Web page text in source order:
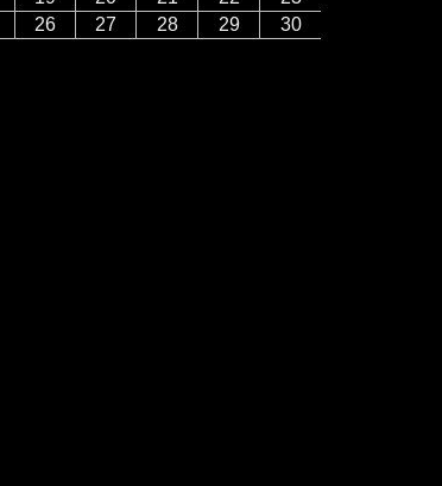
26 27 28 29
30